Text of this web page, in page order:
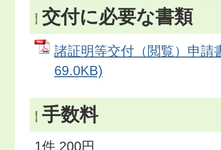
交付に必要な書類
諸証明等交付（閲覧）申
69.0KB)
手数料
1件 200円